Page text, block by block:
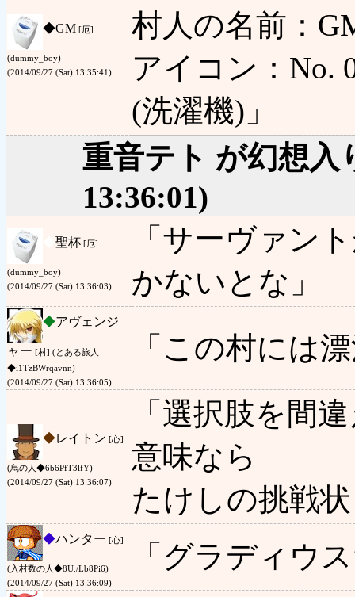
◆GM [厄]
(dummy_boy)
(2014/09/27 (Sat) 13:35:41)
村人の名前：
アイコン：No.
(洗濯機)」
重音テト が幻想入
13:36:01)
聖杯 [厄]
(dummy_boy)
(2014/09/27 (Sat) 13:36:03)
「サーヴァン
かないとな」
◆アヴェンジ
ャー [村] (とある旅人
◆i1TzBWrqavnn)
(2014/09/27 (Sat) 13:36:05)
「この村には
◆レイトン [心]
(烏の人◆6b6PfT3lfY)
(2014/09/27 (Sat) 13:36:07)
「選択肢を間
意味なら
たけしの挑戦
◆ハンター [心]
(入村数の人◆8U./Lb8Pi6)
(2014/09/27 (Sat) 13:36:09)
「グラディウ